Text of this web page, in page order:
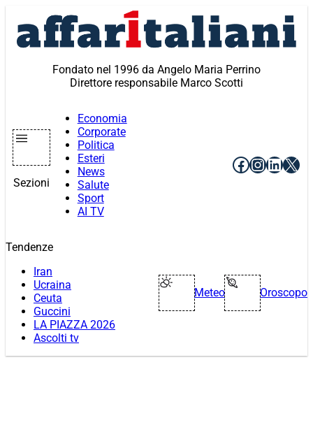
contenuto
Fondato nel 1996 da Angelo Maria Perrino
Direttore responsabile Marco Scotti
Sezioni
Economia
Corporate
Politica
Esteri
News
Salute
Sport
AI TV
Facebook
X
Tendenze
Iran
Ucraina
Ceuta
Guccini
LA PIAZZA 2026
Ascolti tv
Meteo Oroscopo